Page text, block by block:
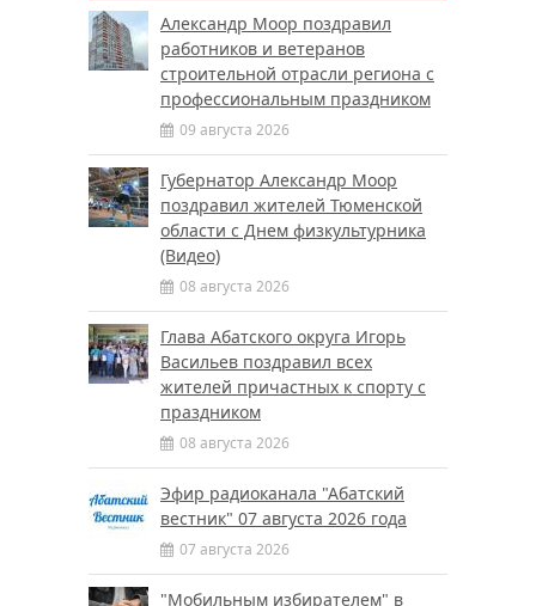
Александр Моор поздравил
работников и ветеранов
строительной отрасли региона с
профессиональным праздником
09 августа 2026
Губернатор Александр Моор
поздравил жителей Тюменской
области с Днем физкультурника
(Видео)
08 августа 2026
Глава Абатского округа Игорь
Васильев поздравил всех
жителей причастных к спорту с
праздником
08 августа 2026
Эфир радиоканала "Абатский
вестник" 07 августа 2026 года
07 августа 2026
"Мобильным избирателем" в